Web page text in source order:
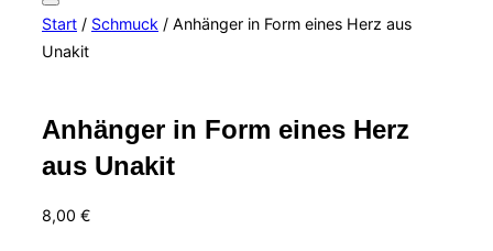
Seitenleiste
&
Navigation
umschalten
Start / Schmuck / Anhänger in Form eines Herz aus
Unakit
Anhänger in Form eines Herz
aus Unakit
8,00 €